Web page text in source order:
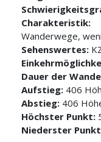
Charakteristik:
Wanderwege,
Sehenswertes:
Dauer der
Aufstieg: 406
Abstieg: 406
Höchster Punkt:
Niederster